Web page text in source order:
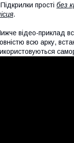
прості без
.
відео-приклад
всю арку,